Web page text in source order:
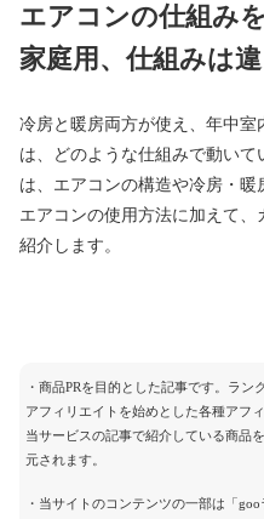
エアコンの仕組み
家庭用、仕組みは違
冷房と暖房両方が使え、年中
は、どのような仕組みで動い
は、エアコンの構造や冷房・
エアコンの使用方法に加えて
紹介します。
・商品PRを目的とした記事です。ラ
アフィリエイトを始めとした各種アフ
当サービスの記事で紹介している商品
元されます。
・当サイトのコンテンツの一部は「